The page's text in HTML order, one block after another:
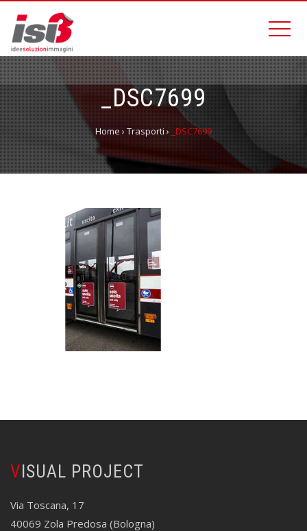
_DSC7699
Home› Trasporti ›_DSC7699
VISUAL PROJECT
Via Toscana, 17
40069 Zola Predosa (Bologna)